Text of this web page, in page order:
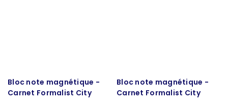
Bloc note magnétique -
Carnet Formalist City
Bloc note magnétique -
Carnet Formalist City